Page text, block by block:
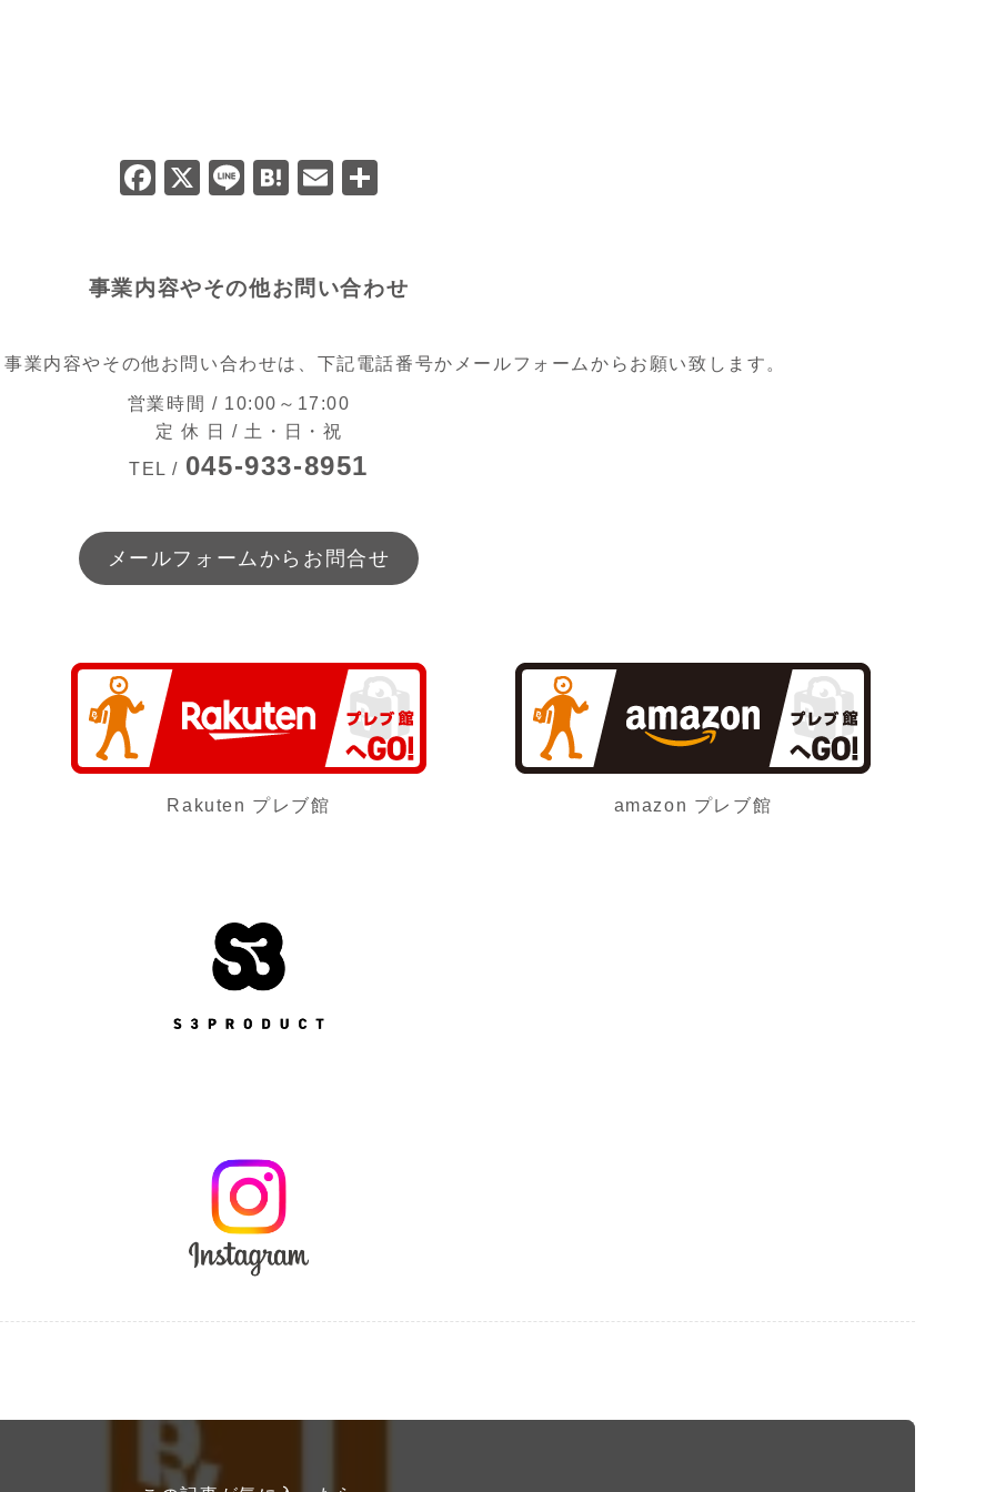
F
e
o
o
k
X
Li
H
n
E
l
事業内容やその他お問い合わせ
業内容やその他お問い合わせは、下記電話番号かメールフォームからお願い致します。
営業時間 / 10:00～17:00
定 休 日 / 土・日・祝
TEL / 045-933-8951
メールフォームからお問合せ
Rakuten プレブ館 amazon プレブ館